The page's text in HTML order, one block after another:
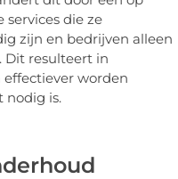
die ze
zijn en bedrijven alleen
Dit resulteert in
worden
nodig is.